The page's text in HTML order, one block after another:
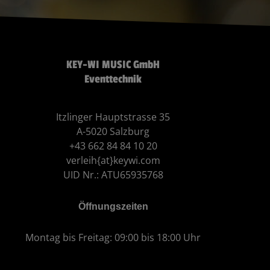
KEY-WI MUSIC GmbH
Eventtechnik
Itzlinger Hauptstrasse 35
A-5020 Salzburg
+43 662 84 84 10 20
verleih{at}keywi.com
UID Nr.: ATU65935768
Öffnungszeiten
Montag bis Freitag: 09:00 bis 18:00 Uhr